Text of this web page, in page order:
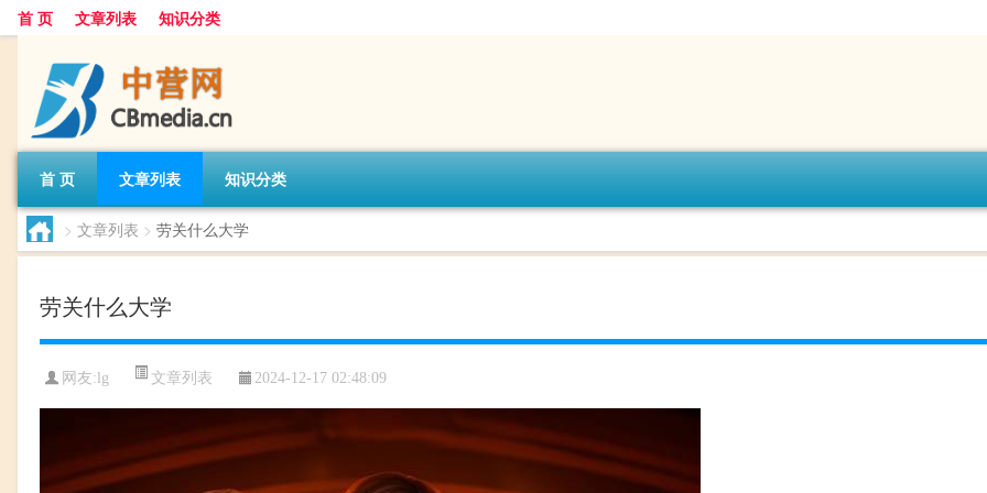
首 页 文章列表 知识分类
首 页 文章列表 知识分类
> 文章列表 > 劳关什么大学
劳关什么大学
网友: lg 文章列表 2024-12-17 02:48:09